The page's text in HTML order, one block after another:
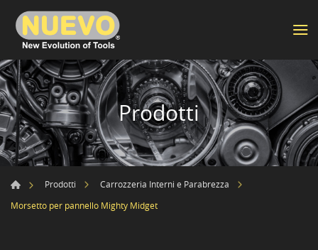
Prodotti
Prodotti
Carrozzeria Interni e Parabrezza
Morsetto per pannello Mighty Midget